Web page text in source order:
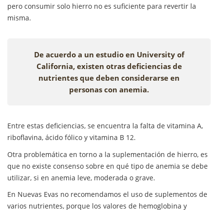
pero consumir solo hierro no es suficiente para revertir la
misma.
De acuerdo a un estudio en University of
California, existen otras deficiencias de
nutrientes que deben considerarse en
personas con anemia.
Entre estas deficiencias, se encuentra la falta de vitamina A,
riboflavina, ácido fólico y vitamina B 12.
Otra problemática en torno a la suplementación de hierro, es
que no existe consenso sobre en qué tipo de anemia se debe
utilizar, si en anemia leve, moderada o grave.
En Nuevas Evas no recomendamos el uso de suplementos de
varios nutrientes, porque los valores de hemoglobina y